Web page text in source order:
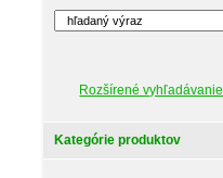
Rozšírené vyhľadávanie
Kategórie produktov